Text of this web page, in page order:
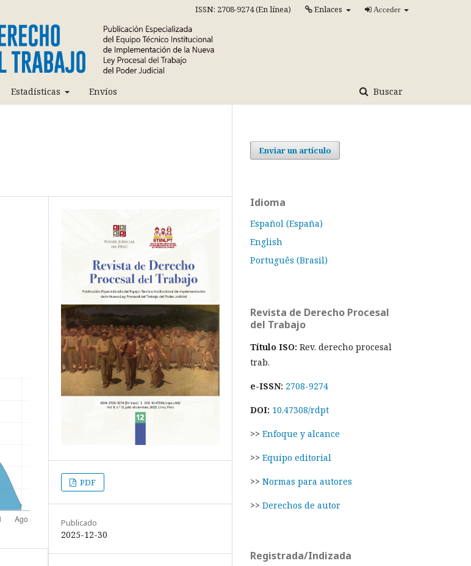
Estadísticas Envíos Buscar
ISSN: 2708-9274 (En línea) Enlaces Acceder
PDF
Publicado
2025-12-30
Enviar un artículo
Idioma
Español (España)
English
Português (Brasil)
Revista de Derecho Procesal
del Trabajo
Título ISO: Rev. derecho procesal
trab.
e-ISSN: 2708-9274
DOI: 10.47308/rdpt
>> Enfoque y alcance
>> Equipo editorial
>> Normas para autores
>> Derechos de autor
Registrada/Indizada